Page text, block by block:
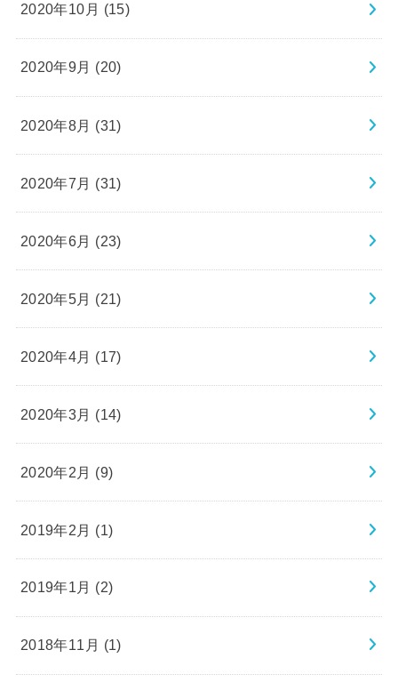
2020年10月 (15)
2020年9月 (20)
2020年8月 (31)
2020年7月 (31)
2020年6月 (23)
2020年5月 (21)
2020年4月 (17)
2020年3月 (14)
2020年2月 (9)
2019年2月 (1)
2019年1月 (2)
2018年11月 (1)